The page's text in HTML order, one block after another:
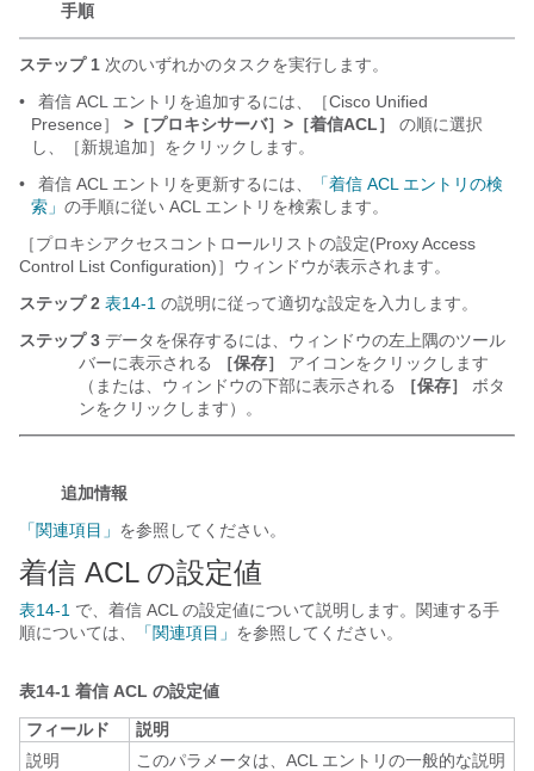
手順
ステップ 1 次のいずれかのタスクを実行します。
•
着信 ACL エントリを追加するには、［Cisco Unified
Presence］
>［プロキシサーバ］>［着信ACL］
の順に選択
し、［新規追加］をクリックします。
•
着信 ACL エントリを更新するには、
「着信 ACL エントリの検
索」 の手順に従い ACL エントリを検索します。
［プロキシアクセスコントロールリストの設定(Proxy Access
Control List Configuration)］ウィンドウが表示されます。
ステップ 2 表14-1 の説明に従って適切な設定を入力します。
ステップ 3 データを保存するには、ウィンドウの左上隅のツール
バーに表示される
［保存］
アイコンをクリックします
（または、ウィンドウの下部に表示される
［保存］
ボタ
ンをクリックします）。
追加情報
「関連項目」 を参照してください。
着信 ACL の設定値
表14-1 で、着信 ACL の設定値について説明します。関連する手
順については、
「関連項目」 を参照してください。
表14-1 着信 ACL の設定値
フィールド
説明
説明
このパラメータは、ACL エントリの一般的な説明